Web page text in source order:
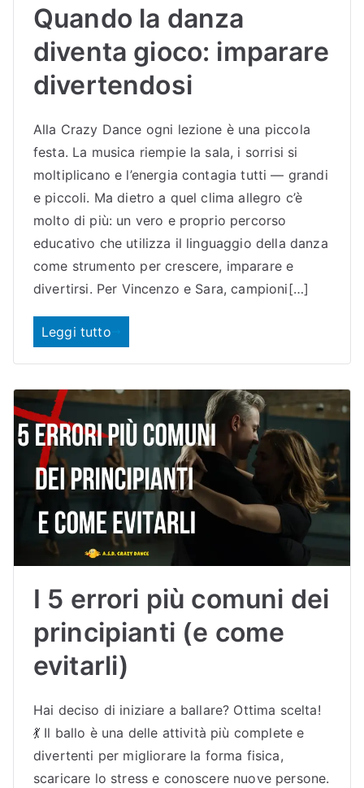
Quando la danza
diventa gioco: imparare
divertendosi
Alla Crazy Dance ogni lezione è una piccola
festa. La musica riempie la sala, i sorrisi si
moltiplicano e l’energia contagia tutti — grandi
e piccoli. Ma dietro a quel clima allegro c’è
molto di più: un vero e proprio percorso
educativo che utilizza il linguaggio della danza
come strumento per crescere, imparare e
divertirsi. Per Vincenzo e Sara, campioni[…]
Leggi tutto
I 5 errori più comuni dei
principianti (e come
evitarli)
Hai deciso di iniziare a ballare? Ottima scelta!
💃 Il ballo è una delle attività più complete e
divertenti per migliorare la forma fisica,
scaricare lo stress e conoscere nuove persone.